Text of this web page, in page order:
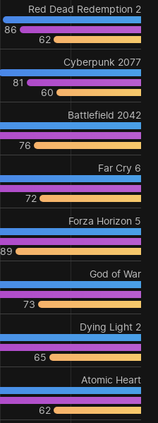
Red Dead Redemption 2
86
62
Cyberpunk 2077
81
60
Battlefield 2042
76
Far Cry 6
72
Forza Horizon 5
89
God of War
73
Dying Light 2
65
Atomic Heart
62